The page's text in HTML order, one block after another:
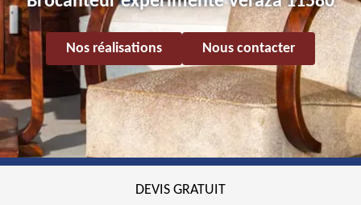
Nos réalisations Nous contacter
DEVIS GRATUIT